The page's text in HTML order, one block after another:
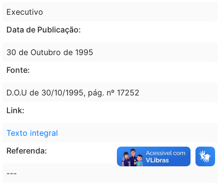
Executivo
Data de Publicação:
30 de Outubro de 1995
Fonte:
D.O.U de 30/10/1995, pág. nº 17252
Link:
Texto integral
Referenda:
---